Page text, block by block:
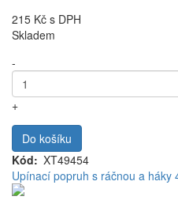
215 Kč s DPH
Skladem
-
+
Do košíku
Kód
XT49454
Upínací popruh s ráčnou a háky